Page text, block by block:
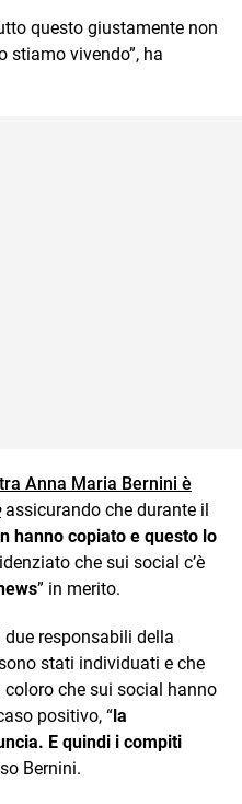
questo giustamente non
stiamo vivendo”, ha
Anna Maria Bernini è
assicurando che durante il
hanno copiato e questo lo
che sui social c’è
” in merito.
responsabili della
stati individuati e che
che sui social hanno
positivo, “la
E quindi i compiti
Bernini.